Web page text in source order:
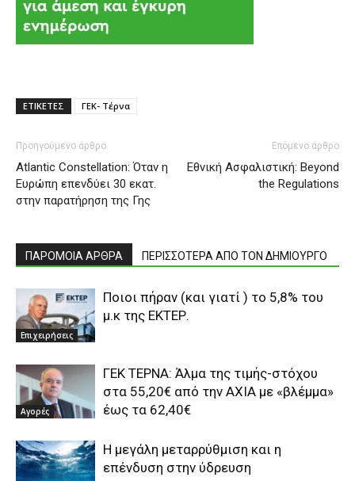
ΕΤΙΚΕΤΕΣ ΓΕΚ- Τέρνα
Προηγούμενο άρθρο
Atlantic Constellation: Όταν η
Ευρώπη επενδύει 30 εκατ.
στην παρατήρηση της Γης
Επόμενο άρθρο
Εθνική Ασφαλιστική: Beyond
the Regulations
ΠΑΡΟΜΟΙΑ ΑΡΘΡΑ ΠΕΡΙΣΣΟΤΕΡΑ ΑΠΟ ΤΟΝ ΔΗΜΙΟΥΡΓΟ
Επιχειρήσεις
Ποιοι πήραν (και γιατί ) το 5,8% του
μ.κ της ΕΚΤΕΡ.
Αγορές
ΓΕΚ ΤΕΡΝΑ: Άλμα της τιμής-στόχου
στα 55,20€ από την AXIA με «βλέμμα»
έως τα 62,40€
Η μεγάλη μεταρρύθμιση και η
επένδυση στην ύδρευση